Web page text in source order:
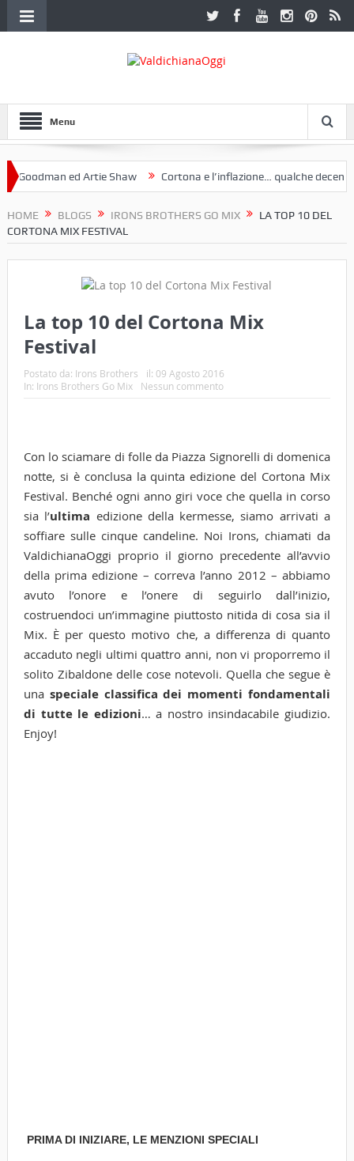
Menu
ed Artie Shaw Cortona e l’inflazione… qualche decennio fa
HOME BLOGS IRONS BROTHERS GO MIX
LA TOP 10 DEL
CORTONA MIX FESTIVAL
La top 10 del Cortona Mix
Festival
Postato da: Irons Brothers il: 09 Agosto 2016
In: Irons Brothers Go Mix Nessun commento
Con lo sciamare di folle da Piazza Signorelli di domenica
notte, si è conclusa la quinta edizione del Cortona Mix
Festival. Benché ogni anno giri voce che quella in corso
sia l’ultima edizione della kermesse, siamo arrivati a
soffiare sulle cinque candeline. Noi Irons, chiamati da
ValdichianaOggi proprio il giorno precedente all’avvio
della prima edizione – correva l’anno 2012 – abbiamo
avuto l’onore e l’onere di seguirlo dall’inizio,
costruendoci un’immagine piuttosto nitida di cosa sia il
Mix. È per questo motivo che, a differenza di quanto
accaduto negli ultimi quattro anni, non vi proporremo il
solito Zibaldone delle cose notevoli. Quella che segue è
una speciale classifica dei momenti fondamentali
di tutte le edizioni… a nostro insindacabile giudizio.
Enjoy!
PRIMA DI INIZIARE, LE MENZIONI SPECIALI